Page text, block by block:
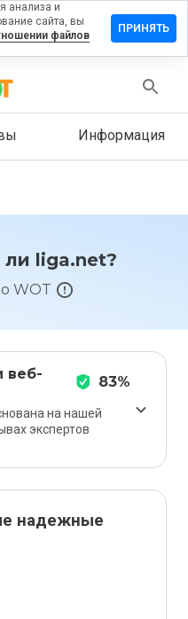
Информация
ли liga.net?
WOT
веб-
83%
на нашей
экспертов
надежные
анализа и
сайта, вы
файлов
ПРИНЯТЬ